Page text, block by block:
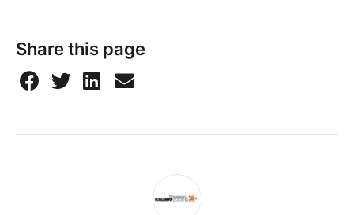
Share this page